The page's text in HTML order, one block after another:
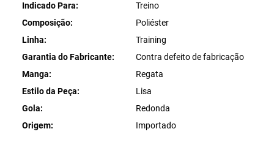
Indicado Para
Treino
Composição
Poliéster
Linha
Training
Garantia do Fabricante
Contra defeito de fabricação
Manga
Regata
Estilo da Peça
Lisa
Gola
Redonda
Origem
Importado